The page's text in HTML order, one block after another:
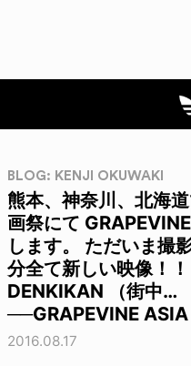
BLOG: KENJI OKUWAKI
熊本、神奈川、北海
画祭にて
します。 ただいま撮
分全て新しい映像！
DENKIKAN （街中…
──GRAPEVINE
2016.08.17